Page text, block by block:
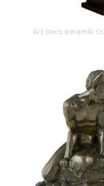
Art Deco Keramik